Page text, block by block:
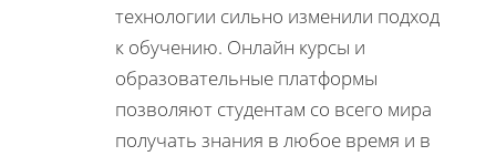
технологии сильно изменили подход
к обучению. Онлайн курсы и
образовательные платформы
позволяют студентам со всего мира
получать знания в любое время и в